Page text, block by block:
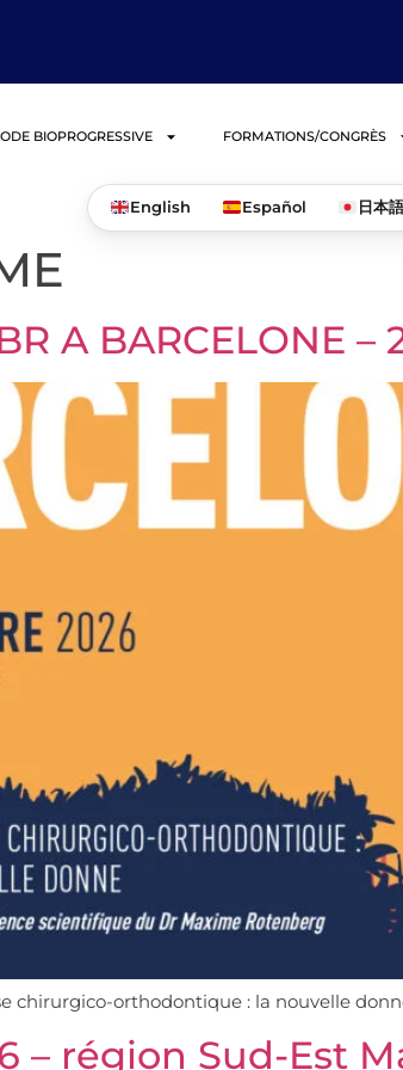
BIOPROGRESSIVE FORMATIONS/CONGRÈS
English Español 日本
A BARCELONE –
orthodontique : la nouvelle donne
– région Sud-Est